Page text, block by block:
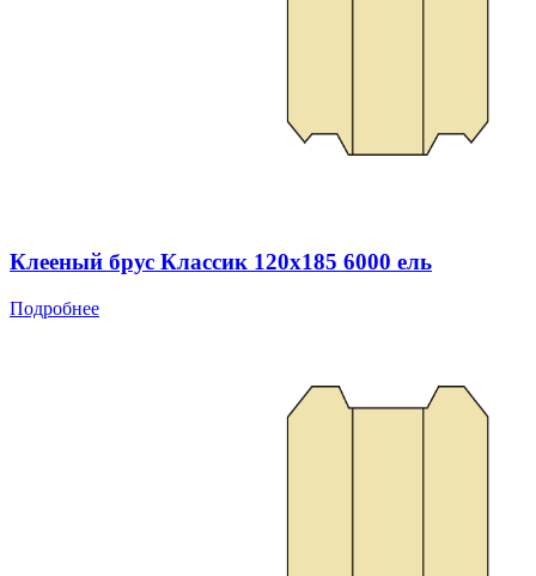
Клееный брус Классик 120x185 6000 ель
Подробнее